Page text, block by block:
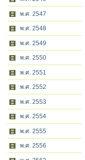
พ.ศ. 2547
พ.ศ. 2548
พ.ศ. 2549
พ.ศ. 2550
พ.ศ. 2551
พ.ศ. 2552
พ.ศ. 2553
พ.ศ. 2554
พ.ศ. 2555
พ.ศ. 2556